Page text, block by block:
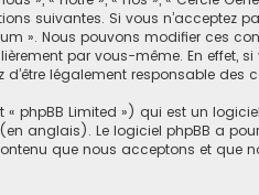
suivantes. Si vous n’acceptez
». Nous pouvons modifier ces
par vous-même. En effet,
légalement responsable des
phpBB Limited ») qui est un
(en anglais). Le logiciel phpBB a
que nous acceptons et que